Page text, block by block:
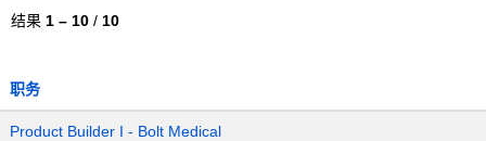
结果 1 – 10 / 10
职务
Product Builder I - Bolt Medical